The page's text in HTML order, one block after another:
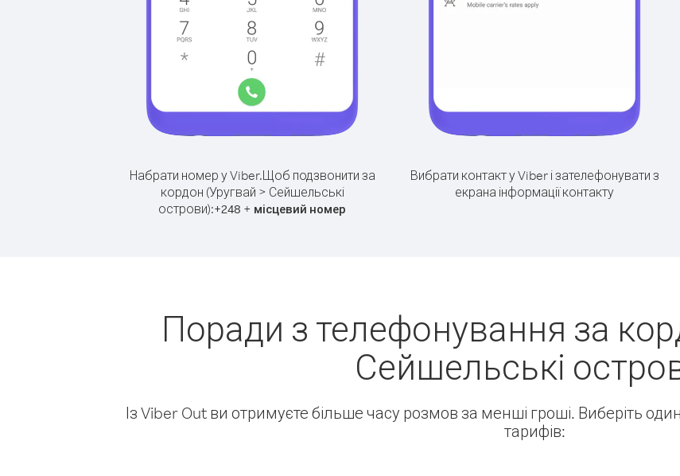
Набрати номер у Viber.Щоб подзвонити за
кордон (Уругвай > Сейшельські
острови):+248 + місцевий номер
Вибрати контакт у Viber і зателефонувати з
екрана інформації контакту
Поради з телефонування за
Сейшельські
Із Viber Out ви отримуєте більше часу розмов за менші гроші. Виберіть
тарифів: